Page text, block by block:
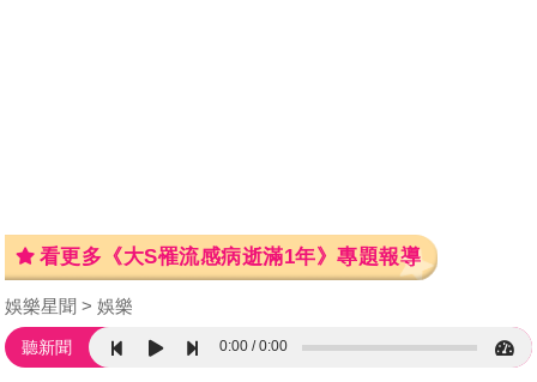
看更多《大S罹流感病逝滿1年》專題報導
娛樂星聞 娛樂
聽新聞 0:00 0:00